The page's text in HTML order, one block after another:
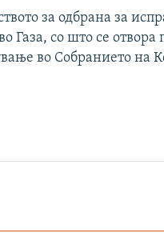
за одбрана за
Газа, со што се отвора
во Собранието на